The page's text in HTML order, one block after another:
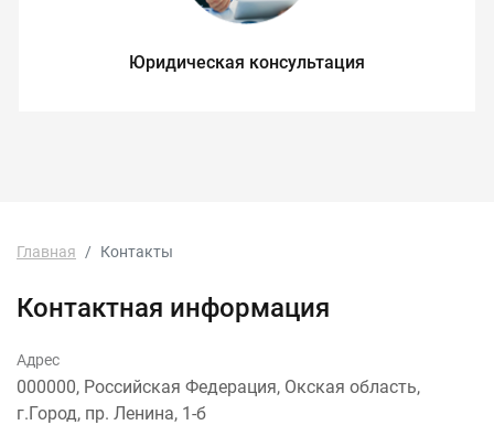
Юридическая консультация
Главная Контакты
Контактная информация
Адрес
000000, Российская Федерация, Окская область,
г.Город, пр. Ленина, 1-б